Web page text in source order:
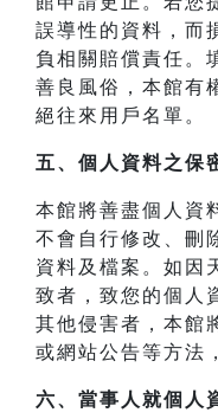
誤導性的資料，而
負相關賠償責任。
善良風俗，本館有
絕往來用戶名單。
五、個人資料之保
本館將善盡個人資
不會自行修改、刪
資料及檔案。如因
致者，致您的個人
其他侵害者，本館
或網站公告等方法
六、當事人就個人